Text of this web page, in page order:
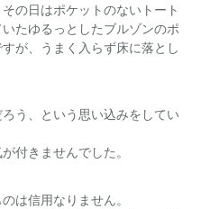
の日はポケットのないトート
たゆるっとしたブルゾンのポ
が、うまく入らず床に落とし
う、という思い込みをしてい
付きませんでした。
は信用なりません。